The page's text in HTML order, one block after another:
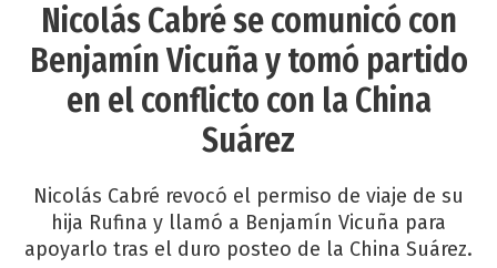
Nicolás Cabré se comunicó con
Benjamín Vicuña y tomó partido
en el conflicto con la China
Suárez
Nicolás Cabré revocó el permiso de viaje de su
hija Rufina y llamó a Benjamín Vicuña para
apoyarlo tras el duro posteo de la China Suárez.